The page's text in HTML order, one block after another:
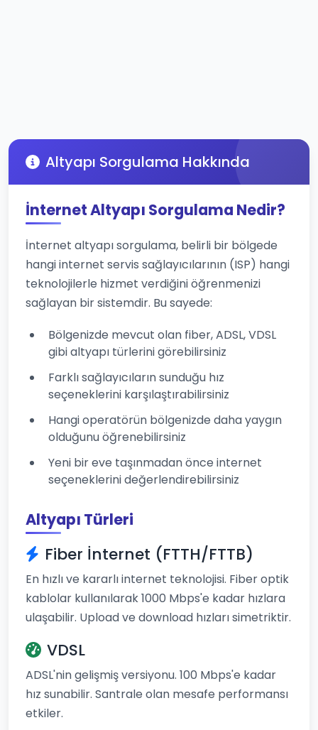
Altyapı Sorgulama Hakkında
İnternet Altyapı Sorgulama Nedir?
İnternet altyapı sorgulama, belirli bir bölgede
hangi internet servis sağlayıcılarının (ISP) hangi
teknolojilerle hizmet verdiğini öğrenmenizi
sağlayan bir sistemdir. Bu sayede:
Bölgenizde mevcut olan fiber, ADSL, VDSL
gibi altyapı türlerini görebilirsiniz
Farklı sağlayıcıların sunduğu hız
seçeneklerini karşılaştırabilirsiniz
Hangi operatörün bölgenizde daha yaygın
olduğunu öğrenebilirsiniz
Yeni bir eve taşınmadan önce internet
seçeneklerini değerlendirebilirsiniz
Altyapı Türleri
Fiber İnternet (FTTH/FTTB)
En hızlı ve kararlı internet teknolojisi. Fiber optik
kablolar kullanılarak 1000 Mbps'e kadar hızlara
ulaşabilir. Upload ve download hızları simetriktir.
VDSL
ADSL'nin gelişmiş versiyonu. 100 Mbps'e kadar
hız sunabilir. Santrale olan mesafe performansı
etkiler.